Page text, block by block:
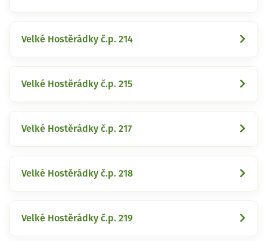
Velké Hostěrádky č.p. 214
Velké Hostěrádky č.p. 215
Velké Hostěrádky č.p. 217
Velké Hostěrádky č.p. 218
Velké Hostěrádky č.p. 219